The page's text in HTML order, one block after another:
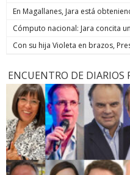
En Magallanes, Jara está
Cómputo nacional: Jara concita
Con su hija Violeta en brazos,
ENCUENTRO DE DIARIOS